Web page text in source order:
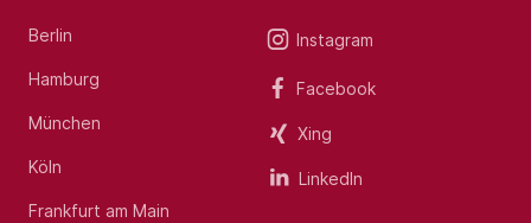
Berlin
Hamburg
München
Köln
Frankfurt am Main
Instagram
Facebook
Xing
LinkedIn